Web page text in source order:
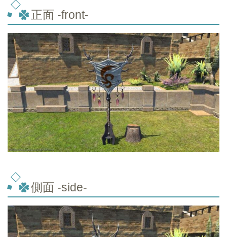
正面 -front-
側面 -side-